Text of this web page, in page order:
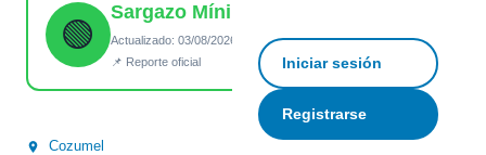
Iniciar sesión
Registrarse
🟢
Sargazo Mínimo
Actualizado: 03/08/2026 18:20
📌 Reporte oficial
Cozumel